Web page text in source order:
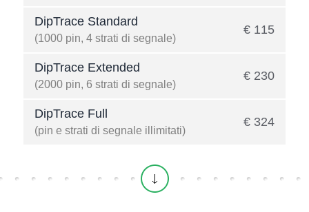
DipTrace Standard
(1000 pin, 4 strati di segnale)
€ 115
DipTrace Extended
(2000 pin, 6 strati di segnale)
€ 230
DipTrace Full
(pin e strati di segnale illimitati)
€ 324